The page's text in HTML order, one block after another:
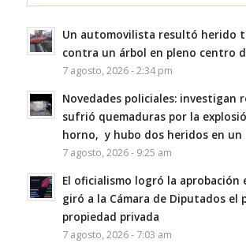
Un automovilista resultó herido
contra un árbol en pleno centro
7 agosto, 2026 - 2:34 pm
Novedades policiales: investigan
sufrió quemaduras por la
horno, y hubo dos heridos en un
7 agosto, 2026 - 9:25 am
El oficialismo logró la aprobación
giró a la Cámara de Diputados el
propiedad privada
7 agosto, 2026 - 7:03 am